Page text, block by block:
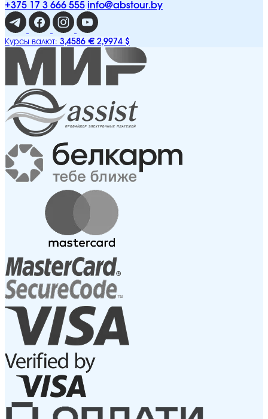
+375 17 3 666 555 info@abstour.by
Курсы валют: 3,4586 € 2,9974 $